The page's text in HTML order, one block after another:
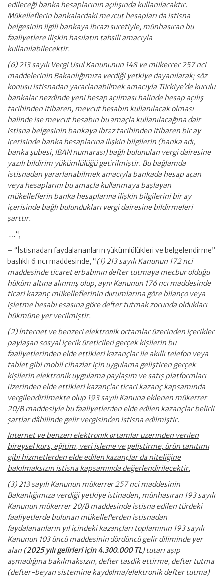
edileceği banka hesaplarının açılışında kullanılacaktır.
Mükelleflerin bankalardaki mevcut hesapları da istisna
belgesinin ilgili bankaya ibrazı suretiyle, münhasıran bu
faaliyetlere ilişkin hasılatın tahsili amacıyla
kullanılabilecektir.
(6) 213 sayılı Vergi Usul Kanununun 148 ve mükerrer 257 nci
maddelerinin Bakanlığımıza verdiği yetkiye dayanılarak; söz
konusu istisnadan yararlanabilmek amacıyla Türkiye’de kurulu
bankalar nezdinde yeni hesap açılması halinde hesap açılış
tarihinden itibaren, mevcut hesabın kullanılacak olması
halinde ise mevcut hesabın bu amaçla kullanılacağına dair
istisna belgesinin bankaya ibraz tarihinden itibaren bir ay
içerisinde banka hesaplarına ilişkin bilgilerin (banka adı,
banka şubesi, IBAN numarası) bağlı bulunulan vergi dairesine
yazılı bildirim yükümlülüğü getirilmiştir. Bu bağlamda
istisnadan yararlanabilmek amacıyla bankada hesap açan
veya hesaplarını bu amaçla kullanmaya başlayan
mükelleflerin banka hesaplarına ilişkin bilgilerini bir ay
içerisinde bağlı bulundukları vergi dairesine bildirmeleri
şarttır.
…“,
– “İstisnadan faydalananların yükümlülükleri ve belgelendirme”
başlıklı 6 ncı maddesinde, “(1) 213 sayılı Kanunun 172 nci
maddesinde ticaret erbabının defter tutmaya mecbur olduğu
hüküm altına alınmış olup, aynı Kanunun 176 ncı maddesinde
ticari kazanç mükelleflerinin durumlarına göre bilanço veya
işletme hesabı esasına göre defter tutmak zorunda oldukları
hükmüne yer verilmiştir.
(2) İnternet ve benzeri elektronik ortamlar üzerinden içerikler
paylaşan sosyal içerik üreticileri gerçek kişilerin bu
faaliyetlerinden elde ettikleri kazançlar ile akıllı telefon veya
tablet gibi mobil cihazlar için uygulama geliştiren gerçek
kişilerin elektronik uygulama paylaşım ve satış platformları
üzerinden elde ettikleri kazançlar ticari kazanç kapsamında
vergilendirilmekte olup 193 sayılı Kanuna eklenen mükerrer
20/B maddesiyle bu faaliyetlerden elde edilen kazançlar belirli
şartlar dâhilinde gelir vergisinden istisna edilmiştir.
İnternet ve benzeri elektronik ortamlar üzerinden verilen
bireysel kurs, eğitim, veri işleme ve geliştirme, ürün tanıtımı
gibi hizmetlerden elde edilen kazançlar da niteliğine
bakılmaksızın istisna kapsamında değerlendirilecektir.
(3) 213 sayılı Kanunun mükerrer 257 nci maddesinin
Bakanlığımıza verdiği yetkiye istinaden, münhasıran 193 sayılı
Kanunun mükerrer 20/B maddesinde istisna edilen türdeki
faaliyetlerde bulunan mükelleflerden istisnadan
faydalananların yıl içindeki kazançları toplamının 193 sayılı
Kanunun 103 üncü maddesinin dördüncü gelir diliminde yer
alan (2025 yılı gelirleri için 4.300.000 TL) tutarı aşıp
aşmadığına bakılmaksızın, defter tasdik ettirme, defter tutma
(defter-beyan sistemine kaydolma/elektronik defter tutma)